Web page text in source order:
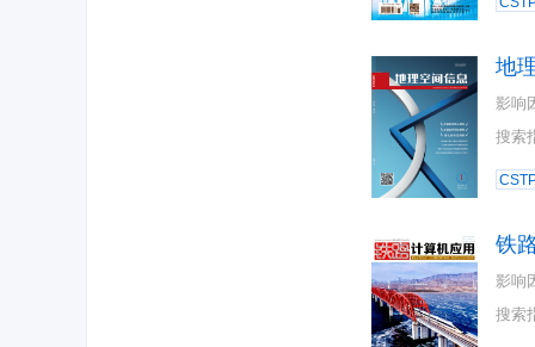
地
影响
搜索
铁
影响
搜索